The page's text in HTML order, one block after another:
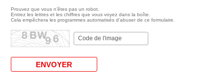
Prouvez que vous n’êtes pas un robot.
Entrez les lettres et les chiffres que vous voyez dans la boîte.
Cela empêchera les programmes automatisés d’abuser de ce formulaire.